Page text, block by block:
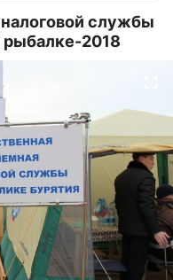
службы
рыбалке-2018